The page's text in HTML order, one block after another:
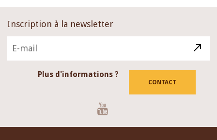
Inscription à la newsletter
Plus d'informations ?
CONTACT